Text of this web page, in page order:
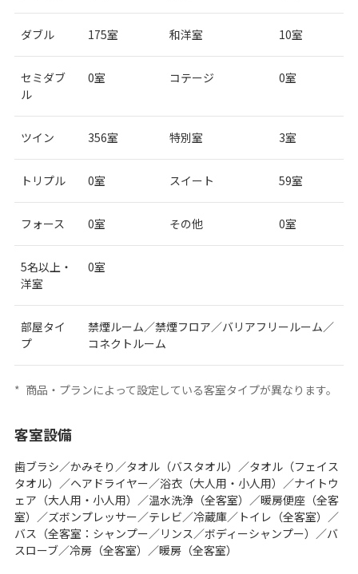
ダブル 175室 和洋室 10室
セミダブ
ル
0室 コテージ 0室
ツイン 356室 特別室 3室
トリプル 0室 スイート 59室
フォース 0室 その他 0室
5名以上・
洋室
0室
部屋タイ
プ
禁煙ルーム／禁煙フロア／バリアフリールーム／
コネクトルーム
* 商品・プランによって設定している客室タイプが異なります。
客室設備
歯ブラシ／かみそり／タオル（バスタオル）／タオル（フェイス
タオル）／ヘアドライヤー／浴衣（大人用・小人用）／ナイトウ
ェア（大人用・小人用）／温水洗浄（全客室）／暖房便座（全客
室）／ズボンプレッサー／テレビ／冷蔵庫／トイレ（全客室）／
バス（全客室：シャンプー／リンス／ボディーシャンプー）／バ
スローブ／冷房（全客室）／暖房（全客室）